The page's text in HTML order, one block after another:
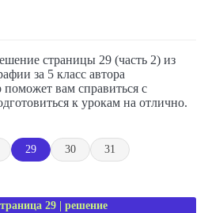
страницы 29 (часть 2) из
за 5 класс автора
вам справиться с
к урокам на отлично.
29 30 31
29 | решение